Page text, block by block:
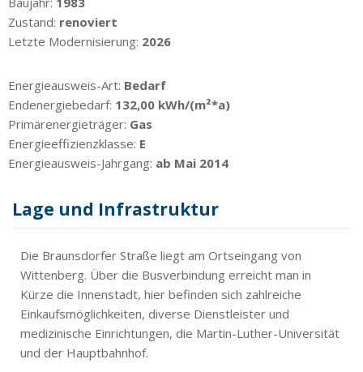
Zustand: renoviert
Letzte Modernisierung: 2026
Energieausweis-Art: Bedarf
Endenergiebedarf: 132,00 kWh/(m²*a)
Primärenergieträger: Gas
Energieeffizienzklasse: E
Energieausweis-Jahrgang: ab Mai 2014
Lage und Infrastruktur
Die Braunsdorfer Straße liegt am Ortseingang von
Wittenberg. Über die Busverbindung erreicht man in
Kürze die Innenstadt, hier befinden sich zahlreiche
Einkaufsmöglichkeiten, diverse Dienstleister und
medizinische Einrichtungen, die Martin-Luther-Universität
und der Hauptbahnhof.